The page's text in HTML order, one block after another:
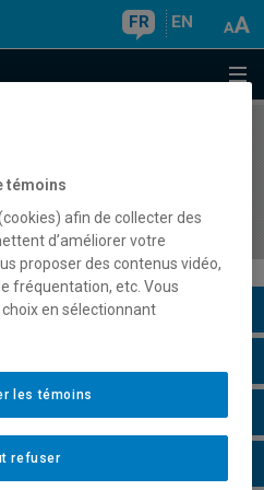
FR EN
soutien pédagogique
témoins
afin de collecter des
d’améliorer votre
proposer des contenus vidéo,
fréquentation, etc. Vous
en sélectionnant
refuser
les témoins